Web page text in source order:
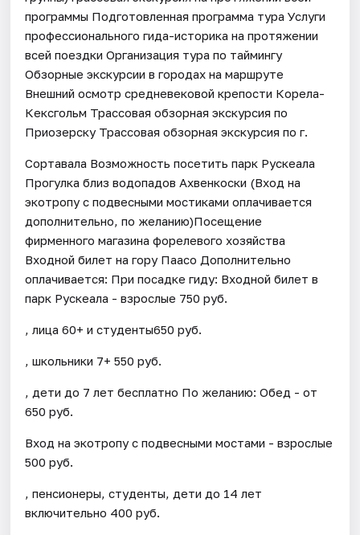
программы Подготовленная программа тура Услуги
профессионального гида-историка на протяжении
всей поездки Организация тура по таймингу
Обзорные экскурсии в городах на маршруте
Внешний осмотр средневековой крепости Корела-
Кексгольм Трассовая обзорная экскурсия по
Приозерску Трассовая обзорная экскурсия по г.
Сортавала Возможность посетить парк Рускеала
Прогулка близ водопадов Ахвенкоски (Вход на
экотропу с подвесными мостиками оплачивается
дополнительно, по желанию)Посещение
фирменного магазина форелевого хозяйства
Входной билет на гору Паасо Дополнительно
оплачивается: При посадке гиду: Входной билет в
парк Рускеала - взрослые 750 руб.
, лица 60+ и студенты650 руб.
, школьники 7+ 550 руб.
, дети до 7 лет бесплатно По желанию: Обед - от
650 руб.
Вход на экотропу с подвесными мостами - взрослые
500 руб.
, пенсионеры, студенты, дети до 14 лет
включительно 400 руб.